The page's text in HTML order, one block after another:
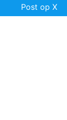
Post op X